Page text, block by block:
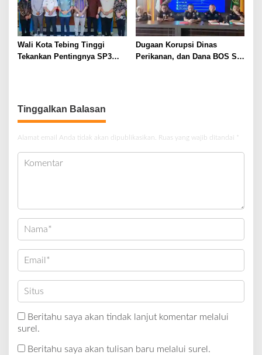
Wali Kota Tebing Tinggi
Tekankan Pentingnya SP3
Dugaan Korupsi Dinas
Perikanan, dan Dana BOS SD
Tinggalkan Balasan
Alamat email Anda tidak akan dipublikasikan. Ruas yang wajib ditandai *
Beritahu saya akan tindak lanjut komentar melalui
surel.
Beritahu saya akan tulisan baru melalui surel.